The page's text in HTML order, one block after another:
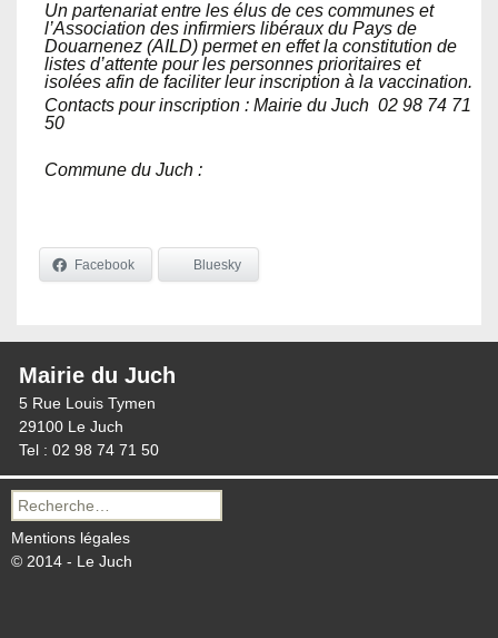
Un partenariat entre les élus de ces communes et
l’Association des infirmiers libéraux du Pays de
Douarnenez (AILD) permet en effet la constitution de
listes d’attente pour les personnes prioritaires et
isolées afin de faciliter leur inscription à la vaccination.
Contacts pour inscription : Mairie du Juch 02 98 74 71
50
Commune du Juch :
Facebook Bluesky
Mairie du Juch
5 Rue Louis Tymen
29100 Le Juch
Tel : 02 98 74 71 50
Recherche
pour :
Mentions légales
© 2014 - Le Juch